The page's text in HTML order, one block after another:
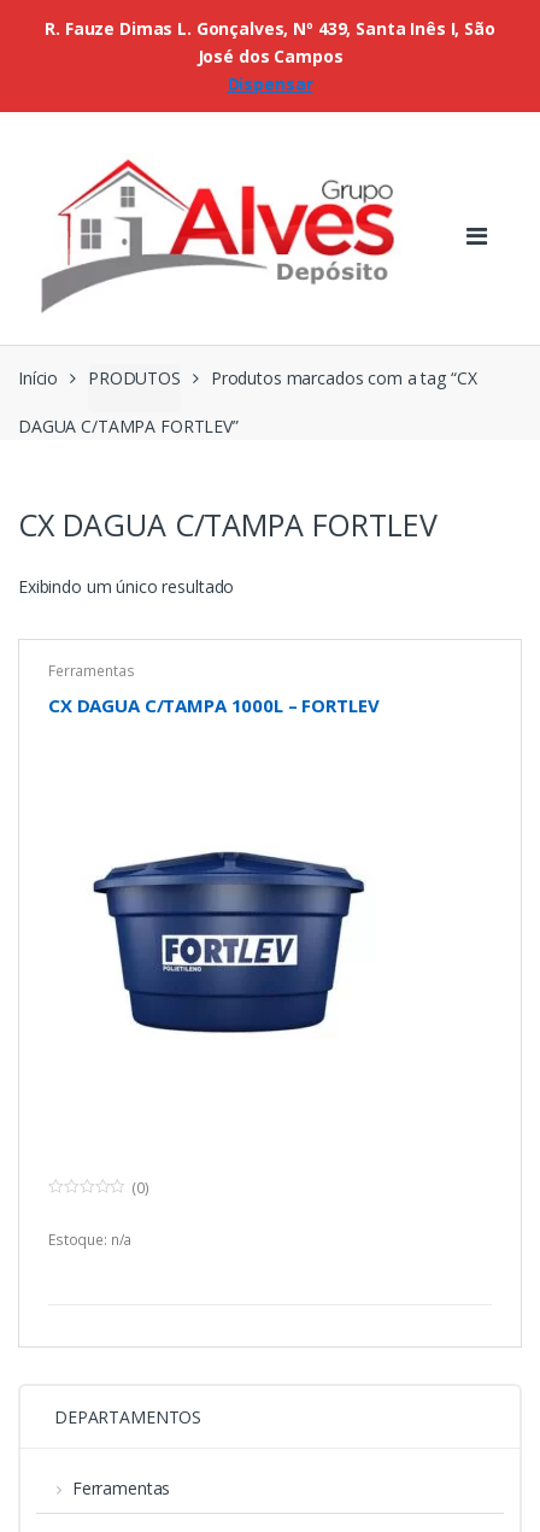
Início PRODUTOS Produtos marcados com a tag “CX
DAGUA C/TAMPA FORTLEV”
CX DAGUA C/TAMPA FORTLEV
Exibindo um único resultado
Ferramentas
CX DAGUA C/TAMPA 1000L – FORTLEV
u
(0)
Estoque: n/a
DEPARTAMENTOS
Ferramentas
R. Fauze Dimas L. Gonçalves, Nº 439, Santa Inês I, São
José dos Campos
Dispensar